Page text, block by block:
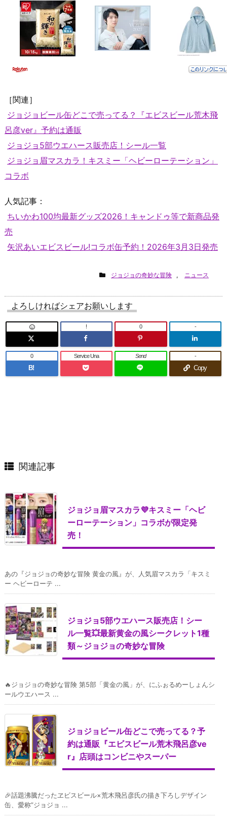
［関連］
ジョジョビール缶どこで売ってる？『エビスビール荒木飛
呂彦ver』予約は通販
ジョジョ5部ウエハース販売店！シール一覧
ジョジョ眉マスカラ！キスミー「ヘビーローテーション」
コラボ
人気記事：
ちいかわ100均最新グッズ2026！キャンドゥ等で新商品発
売
矢沢あいエビスビール!コラボ缶予約！2026年3月3日発売
ジョジョの奇妙な冒険 , ニュース
よろしければシェアお願いします
! 0 -
B!
0 Service Una Send
Copy
-
関連記事
ジョジョ眉マスカラ💜キスミー「ヘビ
ーローテーション」コラボが限定発
売！
あの『ジョジョの奇妙な冒険 黄金の風』が、人気眉マスカラ「キスミ
ー ヘビーローテ ...
ジョジョ5部ウエハース販売店！シー
ル一覧💥最新黄金の風シークレット1種
類～ジョジョの奇妙な冒険
🔥ジョジョの奇妙な冒険 第5部「黄金の風」が、にふぉるめーしょんシ
ールウエハース ...
ジョジョビール缶どこで売ってる？予
約は通販『エビスビール荒木飛呂彦ve
r』店頭はコンビニやスーパー
🎉話題沸騰だったヱビスビール×荒木飛呂彦氏の描き下ろしデザイン
缶、愛称”ジョジョ ...